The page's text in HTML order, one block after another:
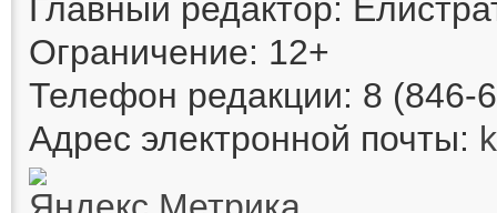
Главный редактор:
Ограничение: 12+
Телефон редакции: 8 (846-
Адрес электронной почты: